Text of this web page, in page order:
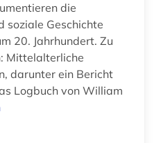
international energy agency (3)
die
soziale Geschichte
20. Jahrhundert. Zu
Mittelalterliche
darunter ein Bericht
Logbuch von William